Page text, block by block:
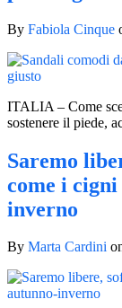
By Fabiola Cinque
ITALIA – Come
sostenere il piede,
Saremo
come i
inverno
By Marta Cardini